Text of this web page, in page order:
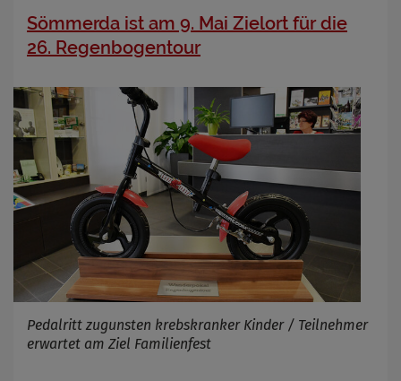
Sömmerda ist am 9. Mai Zielort für die
26. Regenbogentour
Pedalritt zugunsten krebskranker Kinder / Teilnehmer
erwartet am Ziel Familienfest